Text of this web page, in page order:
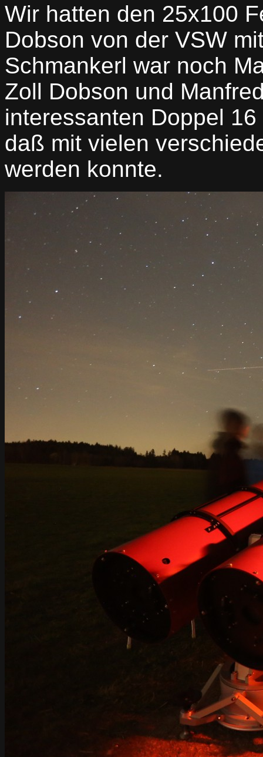
Wir hatten den 25x100
Dobson von der VSW
Schmankerl war noch
Zoll Dobson und
interessanten Doppel
daß mit vielen
werden konnte.